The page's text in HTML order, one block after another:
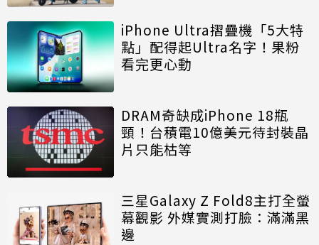
iPhone Ultra摺疊機「5大特
點」配得起Ultra名字！果粉
看完更心動
DRAM奇缺成iPhone 18瓶
頸！台積電10億美元待封裝晶
片只能枯等
三星Galaxy Z Fold8主打全螢
幕觀影 外媒實測打臉：滿滿黑
邊